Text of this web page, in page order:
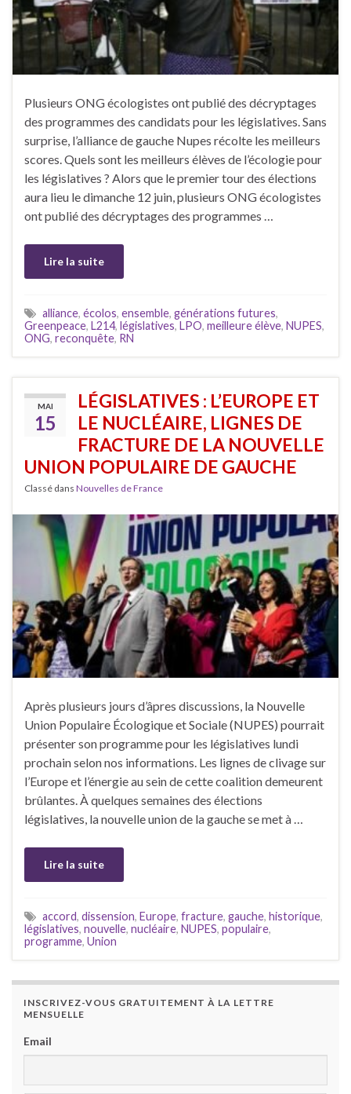
Plusieurs ONG écologistes ont publié des décryptages
des programmes des candidats pour les législatives. Sans
surprise, l’alliance de gauche Nupes récolte les meilleurs
scores. Quels sont les meilleurs élèves de l’écologie pour
les législatives ? Alors que le premier tour des élections
aura lieu le dimanche 12 juin, plusieurs ONG écologistes
ont publié des décryptages des programmes …
Lire la suite
alliance, écolos, ensemble, générations futures,
Greenpeace, L214, législatives, LPO, meilleure élève, NUPES,
ONG, reconquête, RN
MAI
15
LÉGISLATIVES : L’EUROPE ET
LE NUCLÉAIRE, LIGNES DE
FRACTURE DE LA NOUVELLE
UNION POPULAIRE DE GAUCHE
Classé dans Nouvelles de France
Après plusieurs jours d’âpres discussions, la Nouvelle
Union Populaire Écologique et Sociale (NUPES) pourrait
présenter son programme pour les législatives lundi
prochain selon nos informations. Les lignes de clivage sur
l’Europe et l’énergie au sein de cette coalition demeurent
brûlantes. À quelques semaines des élections
législatives, la nouvelle union de la gauche se met à …
Lire la suite
accord, dissension, Europe, fracture, gauche, historique,
législatives, nouvelle, nucléaire, NUPES, populaire,
programme, Union
INSCRIVEZ-VOUS GRATUITEMENT À LA LETTRE
MENSUELLE
Email